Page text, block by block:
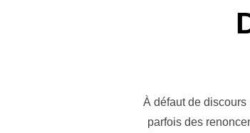
À défaut de discours
parfois des